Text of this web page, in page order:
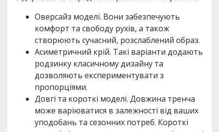
Оверсайз моделі. Вони забезпечують
комфорт та свободу рухів, а також
створюють сучасний, розслаблений образ.
Асиметричний крій. Такі варіанти додають
родзинку класичному дизайну та
дозволяють експериментувати з
пропорціями.
Довгі та короткі моделі. Довжина тренча
може варіюватися в залежності від ваших
уподобань та сезонних потреб. Короткі